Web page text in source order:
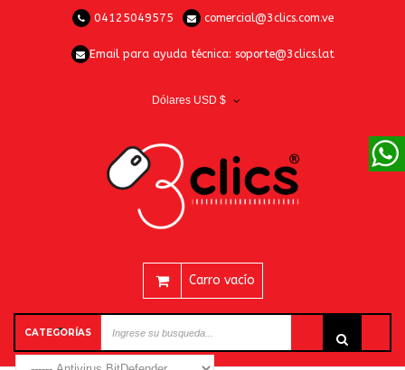
04125049575 comercial@3clics.com.ve
Email para ayuda técnica: soporte@3clics.lat
Dólares USD $
Carro vacío
CATEGORÍAS